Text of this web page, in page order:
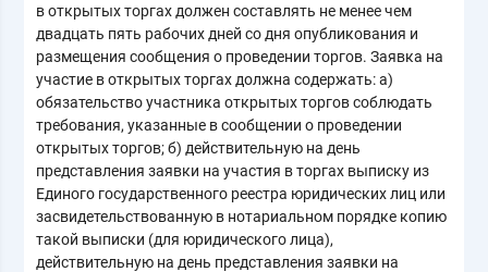
в открытых торгах должен составлять не менее чем
двадцать пять рабочих дней со дня опубликования и
размещения сообщения о проведении торгов. Заявка на
участие в открытых торгах должна содержать: а)
обязательство участника открытых торгов соблюдать
требования, указанные в сообщении о проведении
открытых торгов; б) действительную на день
представления заявки на участия в торгах выписку из
Единого государственного реестра юридических лиц или
засвидетельствованную в нотариальном порядке копию
такой выписки (для юридического лица),
действительную на день представления заявки на